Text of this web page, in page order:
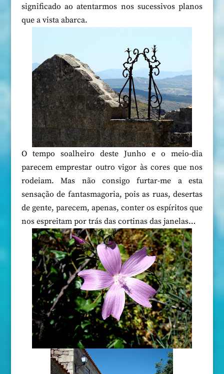
significado ao atentarmos nos sucessivos planos
que a vista abarca.
O tempo soalheiro deste Junho e o meio-dia
parecem emprestar outro vigor às cores que nos
rodeiam. Mas não consigo furtar-me a esta
sensação de fantasmagoria, pois as ruas, desertas
de gente, parecem, apenas, conter os espíritos que
nos espreitam por trás das cortinas das janelas…